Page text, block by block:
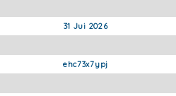
31 Jui 2026
ehc73x7ypj